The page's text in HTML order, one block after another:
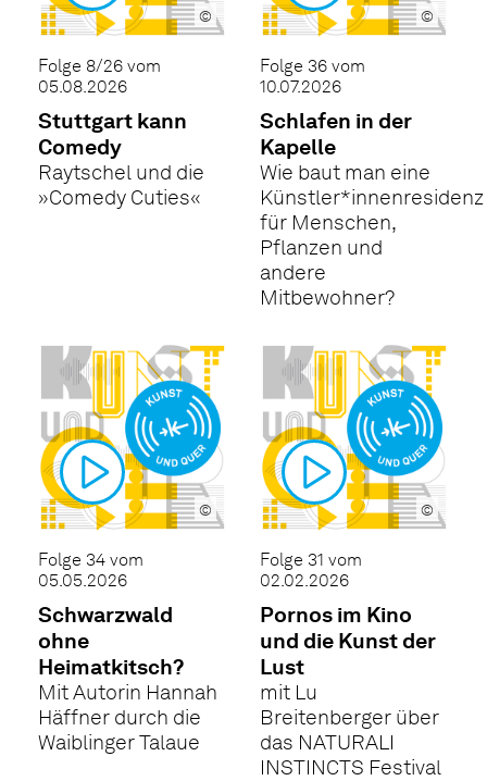
©
Folge 8/26 vom
05.08.2026
Stuttgart kann
Comedy
Raytschel und die
»Comedy Cuties«
©
Folge 36 vom
10.07.2026
Schlafen in der
Kapelle
Wie baut man eine
Künstler*innenresidenz
für Menschen,
Pflanzen und
andere
Mitbewohner?
©
Folge 34 vom
05.05.2026
Schwarzwald
ohne
Heimatkitsch?
Mit Autorin Hannah
Häffner durch die
Waiblinger Talaue
©
Folge 31 vom
02.02.2026
Pornos im Kino
und die Kunst der
Lust
mit Lu
Breitenberger über
das NATURALI
INSTINCTS Festival